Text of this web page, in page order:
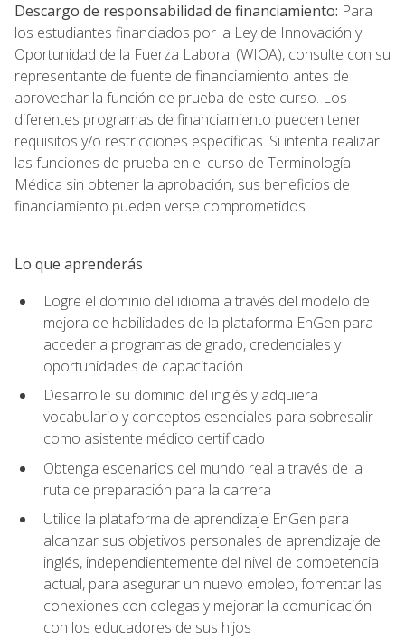
Descargo de responsabilidad de financiamiento: Para
los estudiantes financiados por la Ley de Innovación y
Oportunidad de la Fuerza Laboral (WIOA), consulte con su
representante de fuente de financiamiento antes de
aprovechar la función de prueba de este curso. Los
diferentes programas de financiamiento pueden tener
requisitos y/o restricciones específicas. Si intenta realizar
las funciones de prueba en el curso de Terminología
Médica sin obtener la aprobación, sus beneficios de
financiamiento pueden verse comprometidos.
Lo que aprenderás
Logre el dominio del idioma a través del modelo de
mejora de habilidades de la plataforma EnGen para
acceder a programas de grado, credenciales y
oportunidades de capacitación
Desarrolle su dominio del inglés y adquiera
vocabulario y conceptos esenciales para sobresalir
como asistente médico certificado
Obtenga escenarios del mundo real a través de la
ruta de preparación para la carrera
Utilice la plataforma de aprendizaje EnGen para
alcanzar sus objetivos personales de aprendizaje de
inglés, independientemente del nivel de competencia
actual, para asegurar un nuevo empleo, fomentar las
conexiones con colegas y mejorar la comunicación
con los educadores de sus hijos